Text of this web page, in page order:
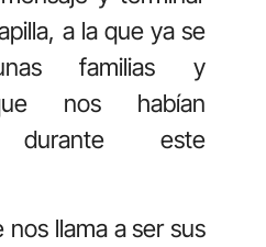
a la que ya se
familias y
nos habían
durante este
nos llama a ser sus